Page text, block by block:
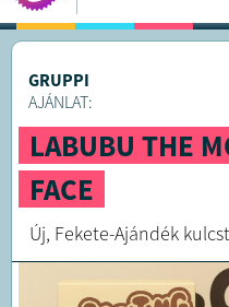
GRUPPI
AJÁNLAT:
LABUBU THE
FACE
Új, Fekete-Ajándék